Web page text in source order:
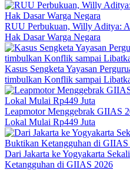
RUU Perbukuan, Willy Aditya:
Hak Dasar Warga Negara
Kasus Sengketa Yayasan
timbulkan Konflik sampai
Leapmotor Menggebrak GIIAS
Lokal Mulai Rp449 Juta
Dari Jakarta ke Yogyakarta
Ketangguhan di GIIAS 2026